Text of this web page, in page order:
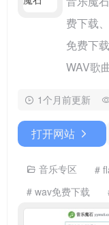
费下载
免费下
WAV歌
1个月前更新
打开网站
音乐专区 #
# wav免费下载